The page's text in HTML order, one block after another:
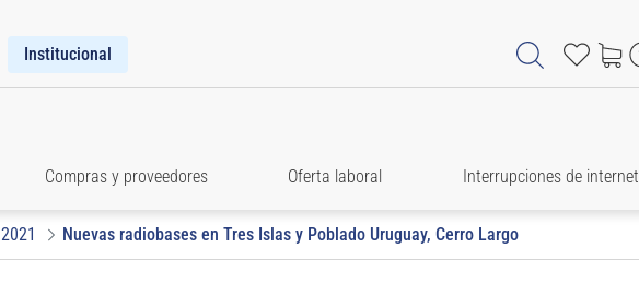
Institucional
Compras y proveedores Oferta laboral Interrupciones de internet
2021 Nuevas radiobases en Tres Islas y Poblado Uruguay, Cerro Largo